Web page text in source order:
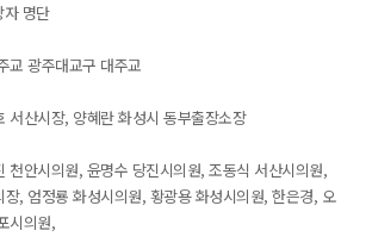
자 명단
광주대교구 대주교
산시장, 양혜란 화성시 동부출장소장
안시의원, 윤명수 당진시의원, 조동식 서산시의원,
, 엄정룡 화성시의원, 황광용 화성시의원, 한은경, 오
시의원,